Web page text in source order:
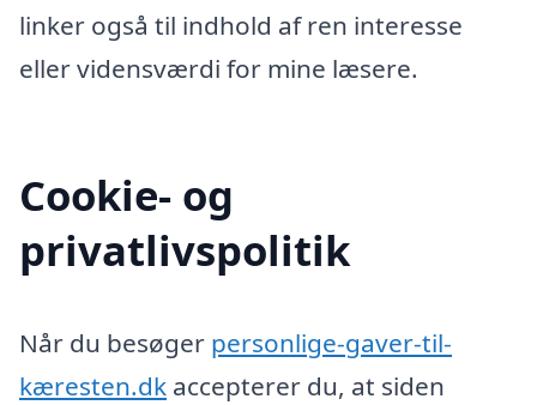
linker også til indhold af ren interesse
eller vidensværdi for mine læsere.
Cookie- og
privatlivspolitik
Når du besøger personlige-gaver-til-
kæresten.dk accepterer du, at siden